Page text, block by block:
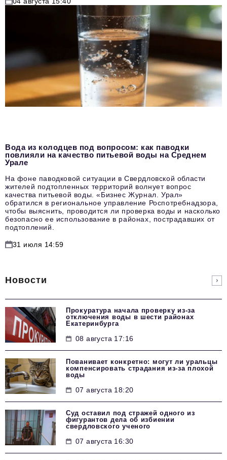
Вода из колодцев под вопросом: как паводки
повлияли на качество питьевой воды на Среднем
Урале
На фоне паводковой ситуации в Свердловской области
жителей подтопленных территорий волнует вопрос
качества питьевой воды. «Бизнес Журнал. Урал»
обратился в региональное управление Роспотребнадзора,
чтобы выяснить, проводится ли проверка воды и насколько
безопасно ее использование в районах, пострадавших от
подтоплений.
31 июля 14:59
Новости
Прокуратура начала проверку из-за
отключения воды в шести районах
Екатеринбурга
08 августа 17:16
Пованивает конкретно: могут ли уральцы
компенсировать страдания из-за плохой
воды
07 августа 18:20
Суд оставил под стражей одного из
фигурантов дела об избиении
свердловского ученого
07 августа 16:30